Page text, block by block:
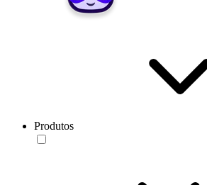
Produtos